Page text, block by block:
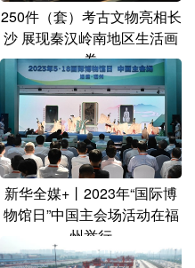
250件（套）考古文物亮相长
沙 展现秦汉岭南地区生活画
卷
新华全媒+丨2023年“国际博
物馆日”中国主会场活动在福
州举行